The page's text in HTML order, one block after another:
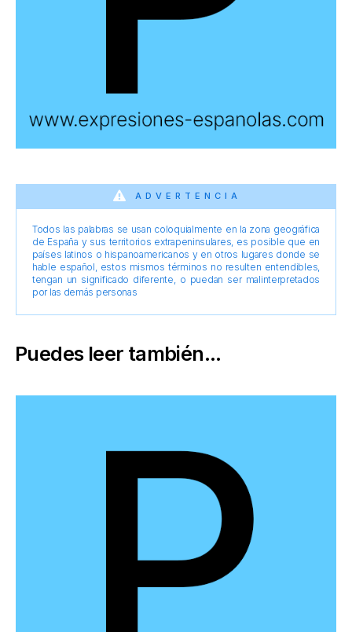
ADVERTENCIA
Todos las palabras se usan coloquialmente en la zona geográfica
de España y sus territorios extrapeninsulares, es posible que en
países latinos o hispanoamericanos y en otros lugares donde se
hable español, estos mismos términos no resulten entendibles,
tengan un significado diferente, o puedan ser malinterpretados
por las demás personas
Puedes leer también...